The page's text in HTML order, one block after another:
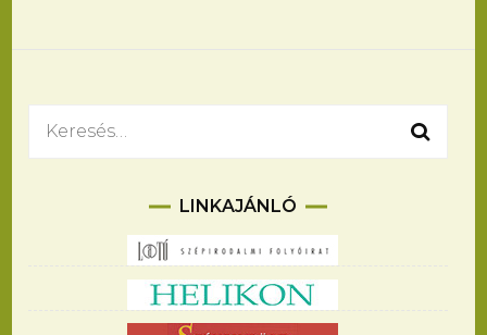
Keresés:
LINKAJÁNLÓ